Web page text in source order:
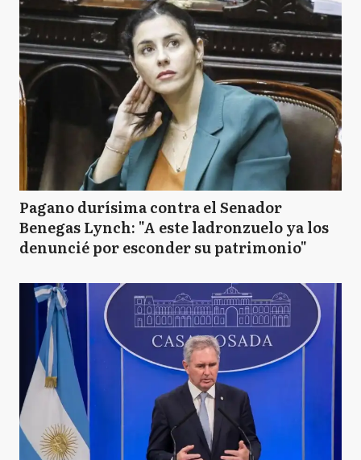
Pagano durísima contra el Senador
Benegas Lynch: "A este ladronzuelo ya los
denuncié por esconder su patrimonio"